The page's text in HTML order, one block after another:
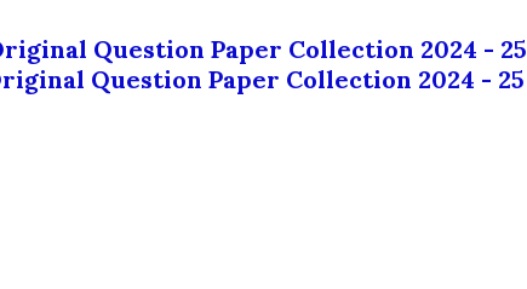
Question Paper Collection 2024 - 25
Question Paper Collection 2024 - 25